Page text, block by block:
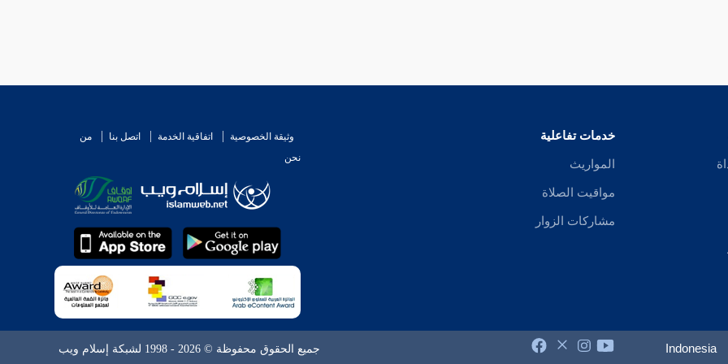
خدمات تفاعلية
المواريث
مواقيت الصلاة
مشاركات الزوار
وثيقة الخصوصية اتفاقية الخدمة اتصل بنا
من
نحن
Indonesia جميع الحقوق محفوظة © 2026 - 1998 لشبكة إسلام ويب